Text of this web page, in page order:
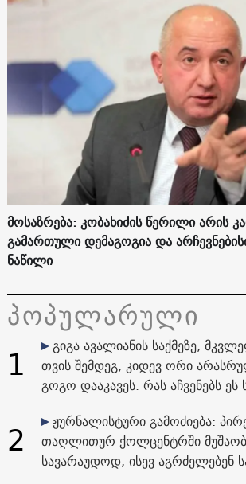
მოსაზრება: კობახიძის წერილი არის
გამართული დემაგოგია და
ნაწილი
პოპულარული
1
გიგა ავალიანის საქმეზე,
თვის შემდეგ, კიდევ ორი
გოგო დააკავეს. რას აჩვენებს ეს
2
ჟურნალისტური გამოძიება:
თაღლითურ ქოლცენტრში
სავარაუდოდ, ისევ აგრძელებენ